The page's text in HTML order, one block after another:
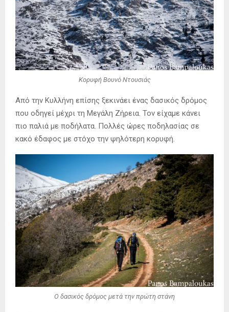
Κορυφή Βουνό Ντουσιάς
Από την Κυλλήνη επίσης ξεκινάει ένας δασικός δρόμος
που οδηγεί μέχρι τη Μεγάλη Ζήρεια. Τον είχαμε κάνει
πιο παλιά με ποδήλατα. Πολλές ώρες ποδηλασίας σε
κακό έδαφος με στόχο την ψηλότερη κορυφή.
Ο δασικός δρόμος μετά την πρώτη στάνη